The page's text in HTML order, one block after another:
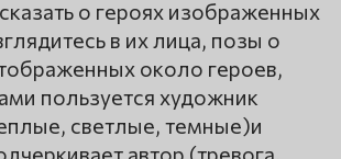
о героях изображенных
в их лица, позы о
около героев,
пользуется художник
светлые, темные)и